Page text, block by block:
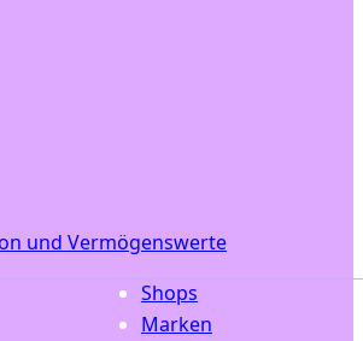
und Vermögenswerte
Shops
Marken